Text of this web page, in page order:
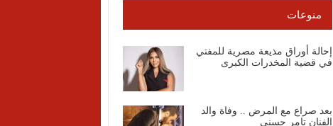
منوعات
إحالة أوراق مذيعة مصرية للمفتي
في قضية المخدرات الكبرى
بعد صراع مع المرض .. وفاة والد
الفنان تامر حسني